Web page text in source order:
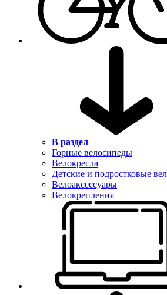
В раздел
Горные велосипеды
Велокресла
Детские и подростковые
Велоаксессуары
Велокрепления